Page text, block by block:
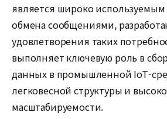
является широко
обмена сообщениями,
удовлетворения таких
выполняет ключевую роль в
данных в промышленной IoT-
легковесной структуры и
масштабируемости.